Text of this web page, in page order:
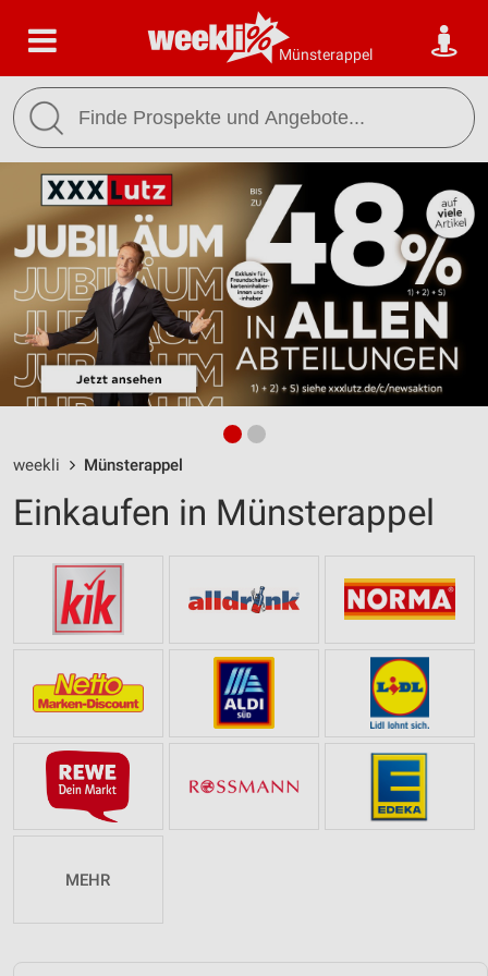
Münsterappel
weekli Münsterappel
Einkaufen in Münsterappel
MEHR